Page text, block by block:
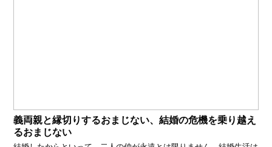
義両親と縁切りするおまじない、結婚の危機を乗り越え
るおまじない